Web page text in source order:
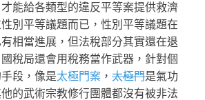
能給各類型的違反平等案提供救濟
別平等議題而已，性別平等議題在
相當進展，但法稅部分其實還在退
稅局還會用稅務當作武器，針對個
段，像是太極門案 ， 太極門是氣功
的武術宗教修行團體都沒有被非法